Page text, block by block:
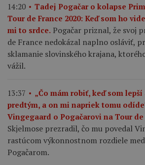
14:20
Tadej Pogačar o kolapse
Tour de France 2020: Keď som ho
mi to srdce. Pogačar priznal, že svoj
de France nedokázal naplno osláviť,
sklamanie slovinského krajana,
vážil.
13:37
„Čo mám robiť, keď som
predtým, a on mi napriek tomu
Vingegaard o Pogačarovi na Tour de
Skjelmose prezradil, čo mu povedal
rastúcom výkonnostnom rozdiele
Pogačarom.